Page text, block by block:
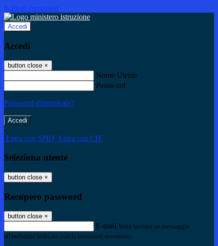
Salta al contenuto
Accedi
Accedi
button close ×
Nome Utente
Password
Password dimenticata?
-
Entra con SPID Entra con CIE
Seleziona utente
button close ×
Recupero password
button close ×
E-mail Verrà inviato un messaggio
all'indirizzo indicato con le istruzioni necessarie.